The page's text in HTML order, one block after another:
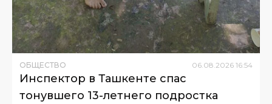
ОБЩЕСТВО 06.08.2026 16:54
Инспектор в Ташкенте спас
тонувшего 13-летнего подростка